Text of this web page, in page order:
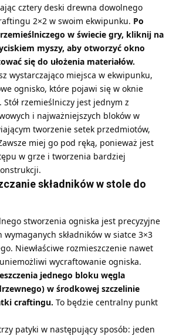
cztery deski drewna dowolnego
2×2 w swoim ekwipunku. Po
w świecie gry, kliknij na
myszy, aby otworzyć okno
się do ułożenia materiałów.
wystarczająco miejsca w ekwipunku,
ognisko, które pojawi się w oknie
rzemieślniczy jest jednym z
i najważniejszych bloków w
tworzenie setek przedmiotów,
miej go pod ręką, ponieważ jest
w grze i tworzenia bardziej
składników w stole do
stworzenia ogniska jest precyzyjne
wymaganych składników w siatce 3×3
Niewłaściwe rozmieszczenie nawet
wycraftowanie ogniska.
jednego bloku węgla
w środkowej szczelinie
craftingu. To będzie centralny punkt
patyki w następujący sposób: jeden